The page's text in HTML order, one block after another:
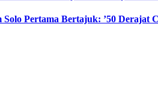
Pertama Bertajuk: ’50 Derajat